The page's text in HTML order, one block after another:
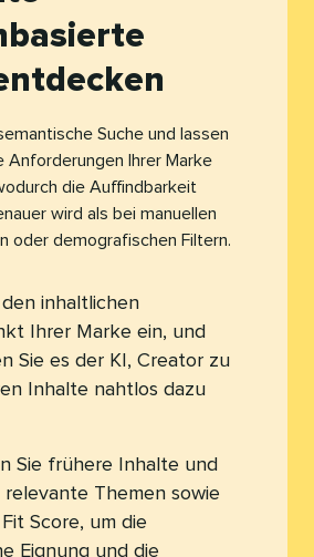
Suche und lassen
Anforderungen Ihrer Marke
die Auffindbarkeit
wird als bei manuellen
oder demografischen Filtern.​​
inhaltlichen
Ihrer Marke ein, und
Sie es der KI, Creator zu
Inhalte nahtlos dazu
Sie frühere Inhalte und
relevante Themen sowie
Score, um die
Eignung und die